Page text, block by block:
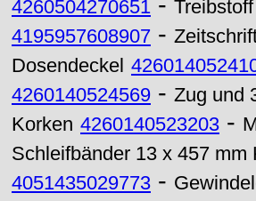
4260504270651 Treibstoff
4195957608907 -
Dosendeckel
4260140524569 - Zug und
Korken 4260140523203 -
Schleifbänder 13 x 457 mm
4051435029773 -